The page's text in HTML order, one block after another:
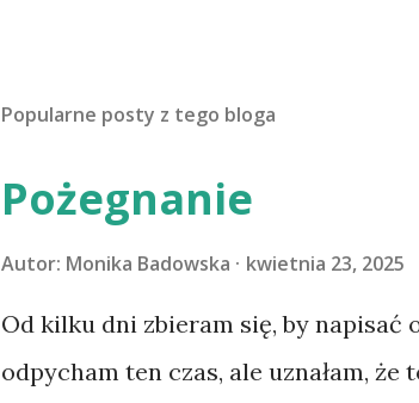
Popularne posty z tego bloga
Pożegnanie
Autor: Monika Badowska kwietnia 23, 2025
Od kilku dni zbieram się, by napisać
odpycham ten czas, ale uznałam, że